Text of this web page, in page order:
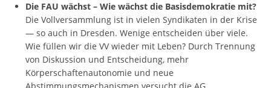
Die FAU wächst – Wie wächst die Basisdemokratie mit?
Die Vollversammlung ist in vielen Syndikaten in der Krise
— so auch in Dresden. Wenige entscheiden über viele.
Wie füllen wir die VV wieder mit Leben? Durch Trennung
von Diskussion und Entscheidung, mehr
Körperschaftenautonomie und neue